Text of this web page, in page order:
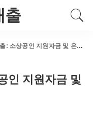
출
공인 지원자금 및 은행 상품 TOP 5
인 지원자금 및